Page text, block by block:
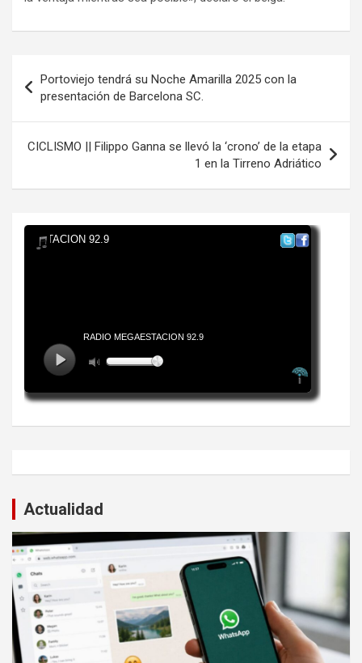
de
entradas
Portoviejo tendrá su Noche Amarilla 2025 con la
presentación de Barcelona SC.
CICLISMO || Filippo Ganna se llevó la ‘crono’ de la etapa
1 en la Tirreno Adriático
Actualidad